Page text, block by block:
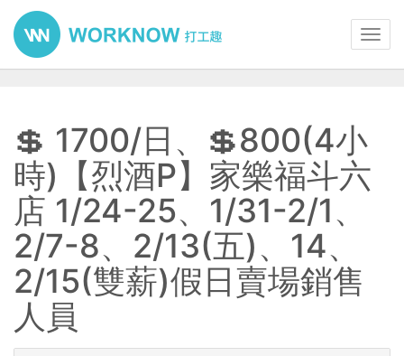
💲 1700/日、💲800(4小
時)【烈酒P】家樂福斗六
店 1/24-25、1/31-2/1、
2/7-8、2/13(五)、14、
2/15(雙薪)假日賣場銷售
人員